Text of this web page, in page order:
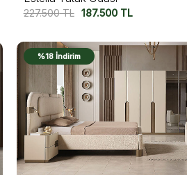
227.500TL 187.500TL
%18 İndirim